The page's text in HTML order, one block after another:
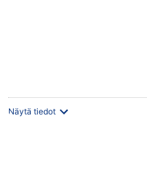
Näytä tiedot